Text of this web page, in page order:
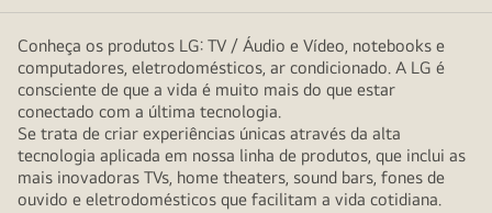
é
mostrada
esquerda
direita
Conheça os produtos LG: TV / Áudio e Vídeo, notebooks e
computadores, eletrodomésticos, ar condicionado. A LG é
consciente de que a vida é muito mais do que estar
conectado com a última tecnologia.
Se trata de criar experiências únicas através da alta
tecnologia aplicada em nossa linha de produtos, que inclui as
mais inovadoras TVs, home theaters, sound bars, fones de
ouvido e eletrodomésticos que facilitam a vida cotidiana.